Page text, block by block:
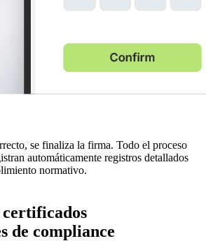
se finaliza la firma. Todo el proceso
automáticamente registros detallados
normativo.
de compliance